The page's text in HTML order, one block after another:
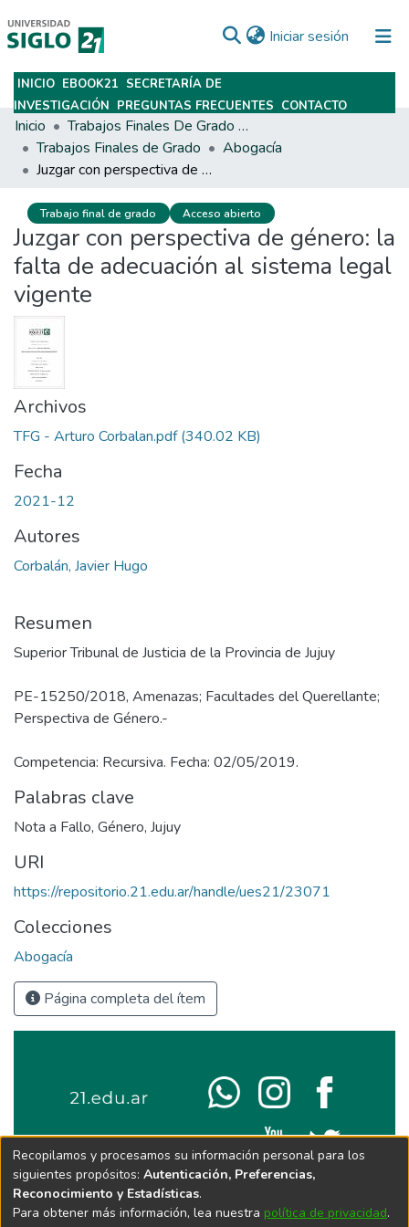
Iniciar sesión (current)
Subir
INICIO EBOOK21 SECRETARÍA DE
INVESTIGACIÓN PREGUNTAS FRECUENTES CONTACTO
Inicio
Trabajos Finales De Grado Y Posgrado
Trabajos Finales de Grado
Abogacía
Juzgar con perspectiva de género: la falta de adecuación al sistema legal vigente
Trabajo final de grado Acceso abierto
Juzgar con perspectiva de género: la
falta de adecuación al sistema legal
vigente
Archivos
TFG - Arturo Corbalan.pdf(340.02 KB)
Fecha
2021-12
Autores
Corbalán, Javier Hugo
Resumen
Superior Tribunal de Justicia de la Provincia de Jujuy
PE-15250/2018, Amenazas; Facultades del Querellante;
Perspectiva de Género.-
Competencia: Recursiva. Fecha: 02/05/2019.
Palabras clave
Nota a Fallo, Género, Jujuy
URI
https://repositorio.21.edu.ar/handle/ues21/23071
Colecciones
Abogacía
Página completa del ítem
Recopilamos y procesamos su información personal para los
siguientes propósitos: Autenticación, Preferencias,
Reconocimiento y Estadísticas.
Para obtener más información, lea nuestra política de privacidad.